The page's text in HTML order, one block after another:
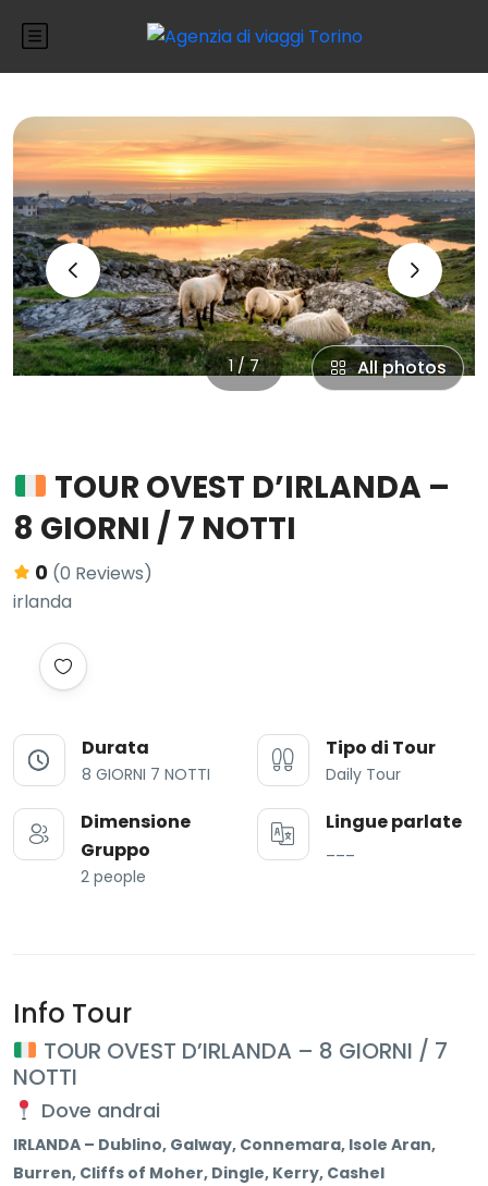
‹ ›
1 / 7 All photos
TOUR OVEST D’IRLANDA –
8 GIORNI / 7 NOTTI
0 (0 Reviews)
irlanda
Durata
8 GIORNI 7 NOTTI
Tipo di Tour
Daily Tour
Dimensione
Gruppo
2 people
Lingue parlate
Info Tour
TOUR OVEST D’IRLANDA – 8 GIORNI / 7
NOTTI
Dove andrai
IRLANDA – Dublino, Galway, Connemara, Isole Aran,
Burren, Cliffs of Moher, Dingle, Kerry, Cashel